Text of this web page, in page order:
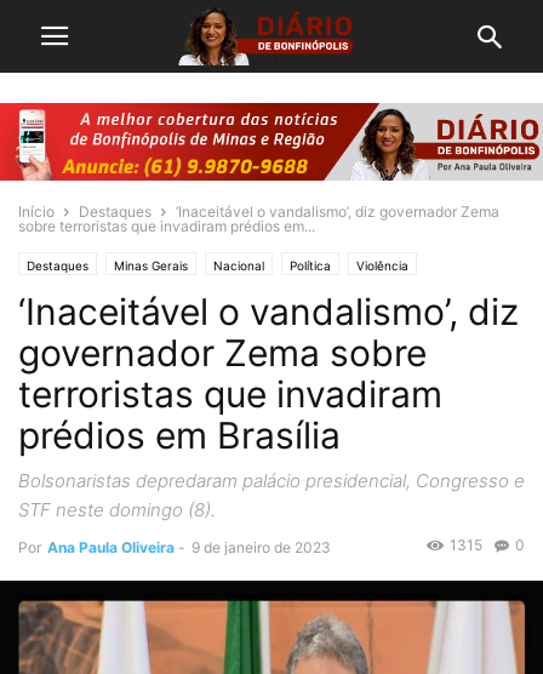
Início Destaques
‘Inaceitável o vandalismo’, diz governador Zema
sobre terroristas que invadiram prédios em...
Destaques Minas Gerais Nacional Política Violência
‘Inaceitável o vandalismo’, diz
governador Zema sobre
terroristas que invadiram
prédios em Brasília
Bolsonaristas depredaram palácio presidencial, Congresso e
STF neste domingo (8).
Por Ana Paula Oliveira - 9 de janeiro de 2023 0
1315